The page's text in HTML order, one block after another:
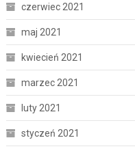
czerwiec 2021
maj 2021
kwiecień 2021
marzec 2021
luty 2021
styczeń 2021